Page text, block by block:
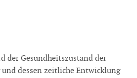
der Gesundheitszustand der
dessen zeitliche Entwicklung